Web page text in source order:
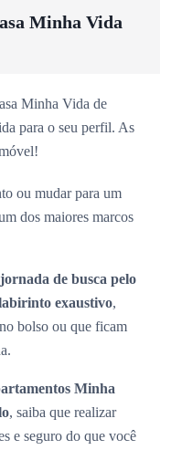
Minha Vida
Minha Vida de
para o seu perfil. As
ou mudar para um
dos maiores marcos
de busca pelo
exaustivo,
bolso ou que ficam
Minha
, saiba que realizar
e seguro do que você